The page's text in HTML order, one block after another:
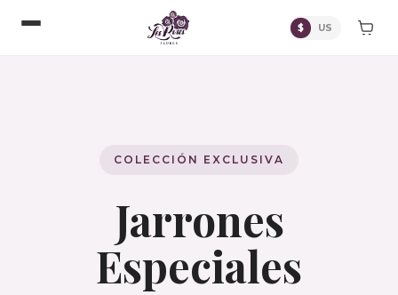
$ US
COLECCIÓN EXCLUSIVA
Jarrones
Especiales